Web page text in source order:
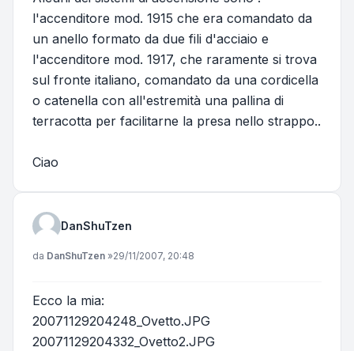
l'accenditore mod. 1915 che era comandato da
un anello formato da due fili d'acciaio e
l'accenditore mod. 1917, che raramente si trova
sul fronte italiano, comandato da una cordicella
o catenella con all'estremità una pallina di
terracotta per facilitarne la presa nello strappo..
Ciao
DanShuTzen
Messaggio
da DanShuTzen »29/11/2007, 20:48
Ecco la mia:
20071129204248_Ovetto.JPG
20071129204332_Ovetto2.JPG